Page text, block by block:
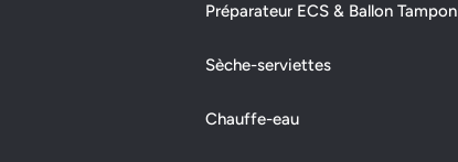
Préparateur ECS & Ballon Tampon
Sèche-serviettes
Chauffe-eau